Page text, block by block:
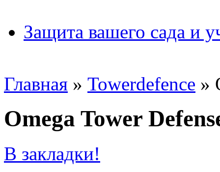
Защита вашего сада и
Главная » Towerdefence »
Omega Tower
В закладки!